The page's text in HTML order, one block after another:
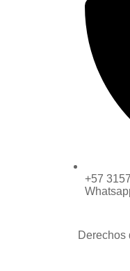
+57
Derechos